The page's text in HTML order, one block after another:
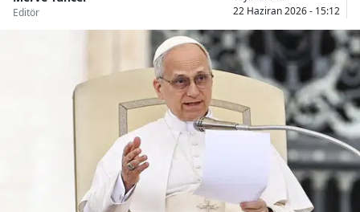
Editör
22 Haziran 2026 - 15:12